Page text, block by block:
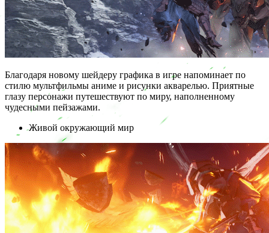
Благодаря новому шейдеру графика в игре напоминает по
стилю мультфильмы аниме и рисунки акварелью. Приятные
глазу персонажи путешествуют по миру, наполненному
чудесными пейзажами.
Живой окружающий мир